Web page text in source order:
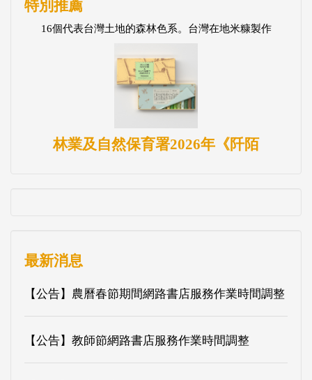
特別推薦
16個代表台灣土地的森林色系。台灣在地米糠製作
林業及自然保育署2026年《阡陌
最新消息
【公告】農曆春節期間網路書店服務作業時間調整
【公告】教師節網路書店服務作業時間調整